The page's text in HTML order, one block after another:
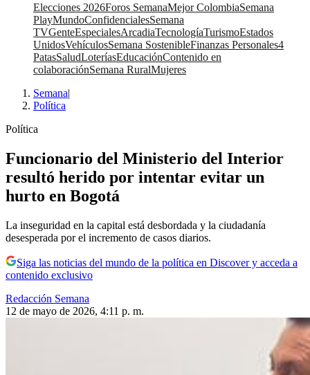
Elecciones 2026Foros SemanaMejor ColombiaSemana
PlayMundoConfidencialesSemana
TVGenteEspecialesArcadiaTecnologíaTurismoEstados
UnidosVehículosSemana SostenibleFinanzas Personales4
PatasSaludLoteríasEducaciónContenido en
colaboraciónSemana RuralMujeres
Semana|
Política
Política
Funcionario del Ministerio del Interior
resultó herido por intentar evitar un
hurto en Bogotá
La inseguridad en la capital está desbordada y la ciudadanía
desesperada por el incremento de casos diarios.
Siga las noticias del mundo de la política en Discover y acceda a
contenido exclusivo
Redacción Semana
12 de mayo de 2026, 4:11 p. m.